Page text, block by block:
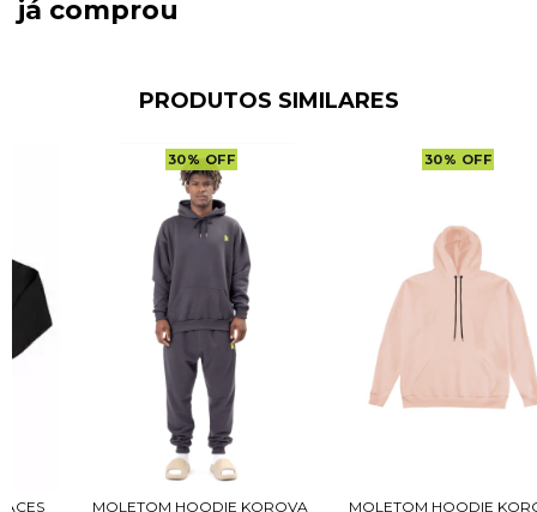
já comprou
PRODUTOS SIMILARES
30% OFF
MOLETOM HOODIE KOROVA
30% OFF
MOLETOM HOODIE